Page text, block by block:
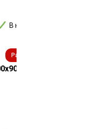
В наличии
Распродажа!
3000
Вагонка